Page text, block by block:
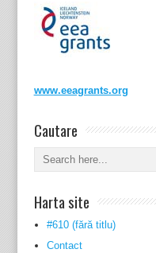
www.eeagrants.org
Cautare
Harta site
#610 (fără titlu)
Contact